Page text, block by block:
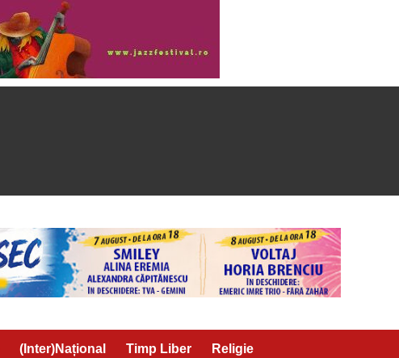
(Inter)Național Timp Liber Religie